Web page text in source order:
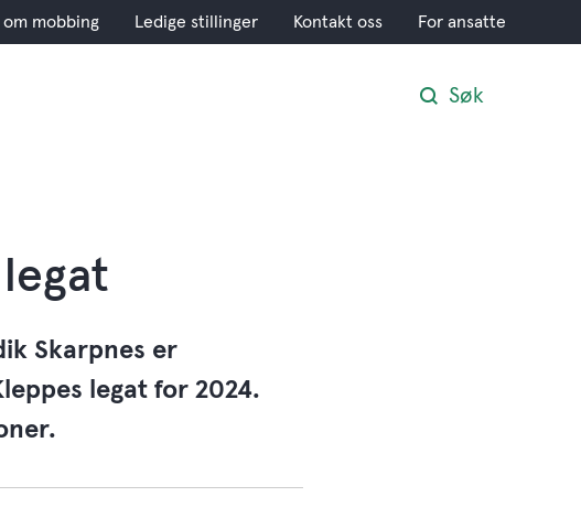
om mobbing Ledige stillinger Kontakt oss For ansatte
Søk
Skarpnes er
legat for 2024.